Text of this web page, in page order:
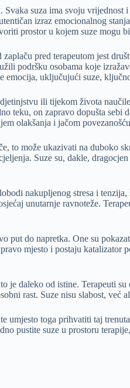
suza ima svoju
izraz emocionalnog
prostor u kojem suze mogu
pred terapeutom jest
podršku osobama koje
uključujući suze,
ili tijekom života
teku, on zapravo dopušta
olakšanja i jačom
to može ukazivati na
Suze su, dakle,
nakupljenog stresa i
unutarnje ravnoteže.
put do napretka. One su
mjesto i postaju
je daleko od istine.
rast. Suze nisu slabost, već
umjesto toga prihvatiti taj
pustite suze u prostoru